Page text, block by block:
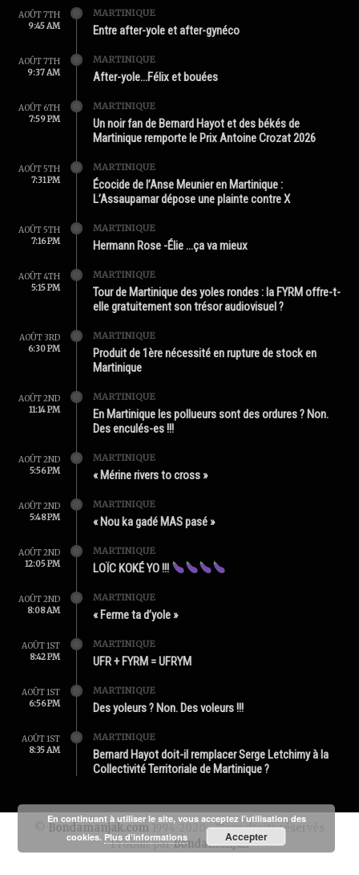
AOÛT 7TH
9:45 AM
MARTINIQUE
Entre after-yole et after-gynéco
AOÛT 7TH
9:37 AM
MARTINIQUE
After-yole…Félix et bouées
AOÛT 6TH
7:59 PM
MARTINIQUE
Un noir fan de Bernard Hayot et des békés de
Martinique remporte le Prix Antoine Crozat 2026
AOÛT 5TH
7:31 PM
MARTINIQUE
Écocide de l’Anse Meunier en Martinique :
L’Assaupamar dépose une plainte contre X
AOÛT 5TH
7:16 PM
MARTINIQUE
Hermann Rose -Élie …ça va mieux
AOÛT 4TH
5:15 PM
MARTINIQUE
Tour de Martinique des yoles rondes : la FYRM offre-t-
elle gratuitement son trésor audiovisuel ?
AOÛT 3RD
6:30 PM
MARTINIQUE
Produit de 1ère nécessité en rupture de stock en
Martinique
AOÛT 2ND
11:14 PM
MARTINIQUE
En Martinique les pollueurs sont des ordures ? Non.
Des enculés-es !!!
AOÛT 2ND
5:56 PM
MARTINIQUE
« Mérine rivers to cross »
AOÛT 2ND
5:48 PM
MARTINIQUE
« Nou ka gadé MAS pasé »
AOÛT 2ND
12:05 PM
MARTINIQUE
LOÏC KOKÉ YO !!!
AOÛT 2ND
8:08 AM
MARTINIQUE
« Ferme ta d’yole »
AOÛT 1ST
8:42 PM
MARTINIQUE
UFR + FYRM = UFRYM
AOÛT 1ST
6:56 PM
MARTINIQUE
Des yoleurs ? Non. Des voleurs !!!
AOÛT 1ST
8:35 AM
MARTINIQUE
Bernard Hayot doit-il remplacer Serge Letchimy à la
Collectivité Territoriale de Martinique ?
Bondamanjak.com 1994-2020 - Tous droits réservés
Produit parBondamanjak
En continuant à utiliser le site, vous acceptez l’utilisation des
cookies. Plus d’informations Accepter